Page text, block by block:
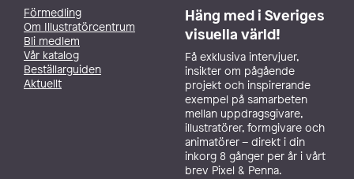
Förmedling
Om Illustratörcentrum
Bli medlem
Vår katalog
Beställarguiden
Aktuellt
Häng med i Sveriges
visuella värld!
Få exklusiva intervjuer,
insikter om pågående
projekt och inspirerande
exempel på samarbeten
mellan uppdragsgivare,
illustratörer, formgivare och
animatörer – direkt i din
inkorg 8 gånger per år i vårt
brev Pixel & Penna.